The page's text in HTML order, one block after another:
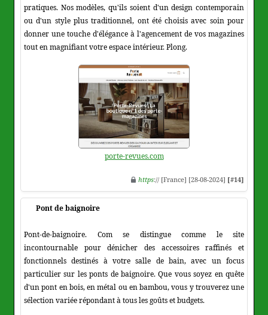
pratiques. Nos modèles, qu'ils soient d'un design contemporain
ou d'un style plus traditionnel, ont été choisis avec soin pour
donner une touche d'élégance à l'agencement de vos magazines
tout en magnifiant votre espace intérieur. Plong.
porte-revues.com
https:// [France] [28-08-2024] [#14]
Pont de baignoire
Pont-de-baignoire. Com se distingue comme le site
incontournable pour dénicher des accessoires raffinés et
fonctionnels destinés à votre salle de bain, avec un focus
particulier sur les ponts de baignoire. Que vous soyez en quête
d'un pont en bois, en métal ou en bambou, vous y trouverez une
sélection variée répondant à tous les goûts et budgets.